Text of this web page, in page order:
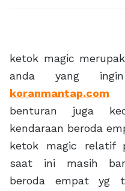
ketok magic
anda yang
koranmantap.com
benturan juga
kendaraan beroda
ketok magic relatif
saat ini masih
beroda empat yg